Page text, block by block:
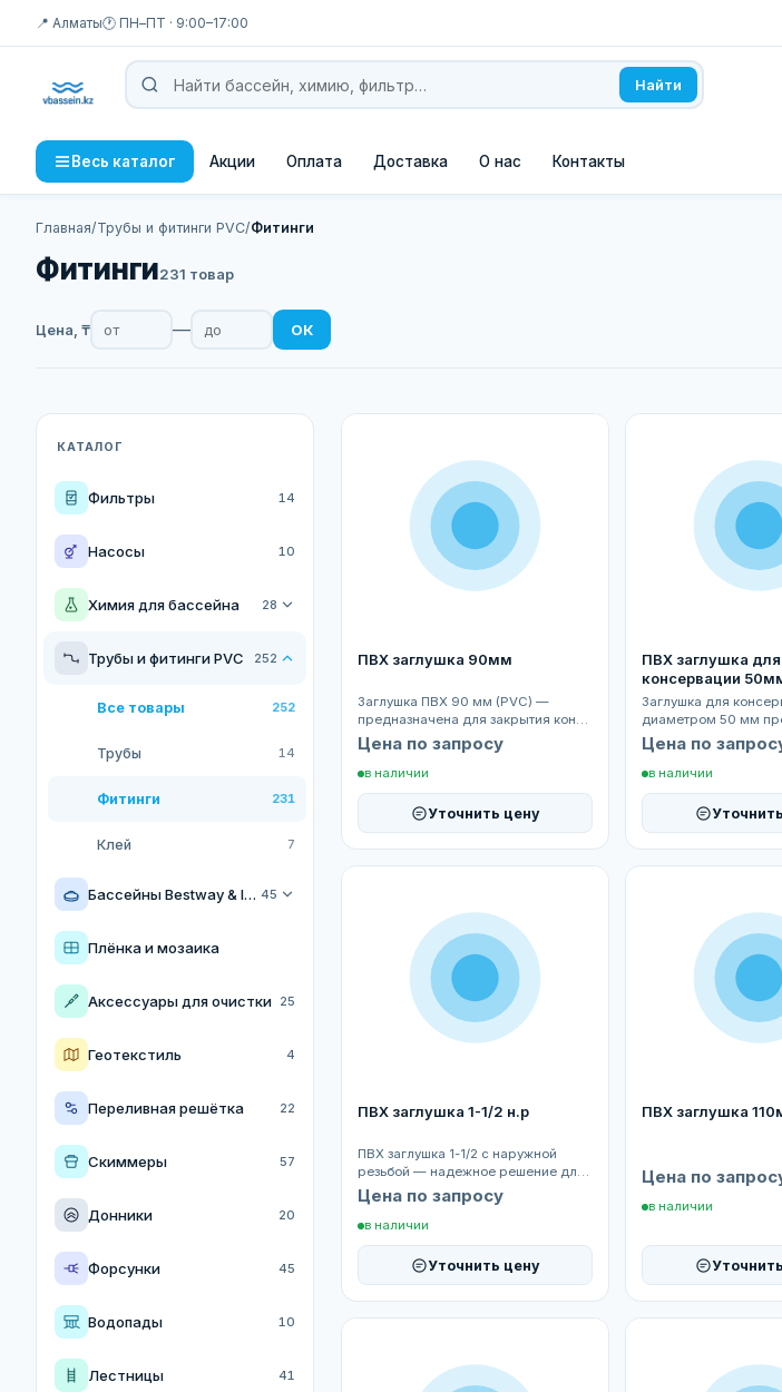
📍 Алматы🕐 ПН–ПТ · 9:00–17:00
Найти
Весь каталог Акции Оплата Доставка О нас Контакты
Главная/Трубы и фитинги PVC/Фитинги
Фитинги231 товар
Цена, ₸ — ОК
КАТАЛОГ
Фильтры 14
Насосы 10
Химия для бассейна 28
Все товары 28
Хлор для бассейна 12
Альгицид для бассейна 4
pH для бассейна 6
6
Трубы и фитинги PVC 252
Все товары 252
Трубы 14
Фитинги 231
Клей 7
Бассейны Bestway & Intex
45
Все товары
Аксессуары
Плёнка и мозаика
Аксессуары для очистки 25
Геотекстиль 4
Переливная решётка 22
Скиммеры 57
Донники 20
Форсунки 45
Водопады 10
Лестницы 41
ПВХ заглушка 90мм
Заглушка ПВХ 90 мм (PVC) —
предназначена для закрытия конца
трубы диаметром 90 мм.
Изготовлена...
Цена по запросу
в наличии
Уточнить цену
ПВХ заглушка для
консервации
Заглушка для
диаметром 50 мм
для герметичного
трубопроводов...
Цена по
в наличии
ПВХ заглушка 1-1/2 н.р
ПВХ заглушка 1-1/2 с наружной
резьбой — надежное решение для
герметичного закрытия
трубопроводо...
Цена по запросу
в наличии
Уточнить цену
ПВХ заглушка
Цена по
в наличии